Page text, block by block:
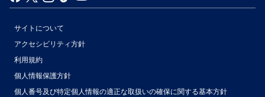
サイトについて
アクセシビリティ方針
利用規約
個人情報保護方針
個人番号及び特定個人情報の適正な取扱いの確保に関する基本方針